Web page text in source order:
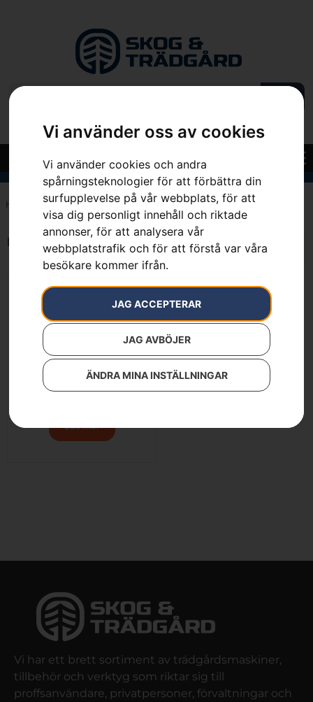
Vi använder oss av cookies
Vi använder cookies och andra
spårningsteknologier för att förbättra din
surfupplevelse på vår webbplats, för att
visa dig personligt innehåll och riktade
annonser, för att analysera vår
webbplatstrafik och för att förstå var våra
besökare kommer ifrån.
JAG ACCEPTERAR
JAG AVBÖJER
ÄNDRA MINA INSTÄLLNINGAR
Hem 7391736465038
Endast ett sökresultat
Borste – RC-modeller
22 900kr
Läs mer
Vi har ett brett sortiment av trädgårdsmaskiner,
tillbehör och verktyg som riktar sig till
proffsanvändare, privatpersoner, förvaltningar och